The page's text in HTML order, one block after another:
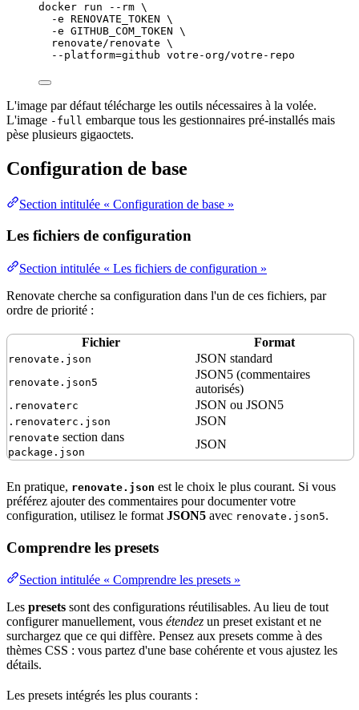
docker run --rm \
-e RENOVATE_TOKEN \
-e GITHUB_COM_TOKEN \
renovate/renovate \
--platform=github votre-org/votre-repo
L'image par défaut télécharge les outils nécessaires à la volée.
L'image -full embarque tous les gestionnaires pré-installés mais
pèse plusieurs gigaoctets.
Configuration de base
Section intitulée « Configuration de base »
Les fichiers de configuration
Section intitulée « Les fichiers de configuration »
Renovate cherche sa configuration dans l'un de ces fichiers, par
ordre de priorité :
Fichier Format
renovate.json JSON standard
renovate.json5
JSON5 (commentaires
autorisés)
.renovaterc JSON ou JSON5
.renovaterc.json JSON
renovate section dans
package.json
JSON
En pratique, renovate.json est le choix le plus courant. Si vous
préférez ajouter des commentaires pour documenter votre
configuration, utilisez le format JSON5 avec renovate.json5.
Comprendre les presets
Section intitulée « Comprendre les presets »
Les presets sont des configurations réutilisables. Au lieu de tout
configurer manuellement, vous étendez un preset existant et ne
surchargez que ce qui diffère. Pensez aux presets comme à des
thèmes CSS : vous partez d'une base cohérente et vous ajustez les
détails.
Les presets intégrés les plus courants :